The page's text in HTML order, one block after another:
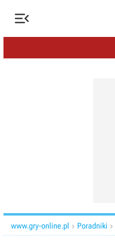

www.gry-online.pl  Poradniki 